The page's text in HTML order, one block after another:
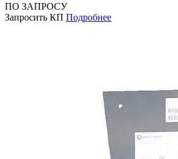
ПО ЗАПРОСУ
Запросить КП Подробнее